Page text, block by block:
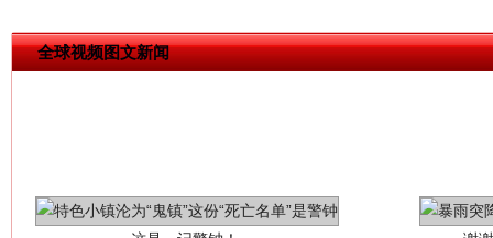
全球视频图文新闻